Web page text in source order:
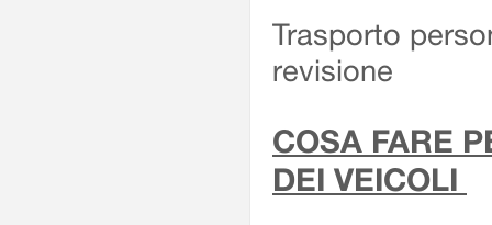
Trasporto
revisione
COSA FARE
DEI VEICOLI